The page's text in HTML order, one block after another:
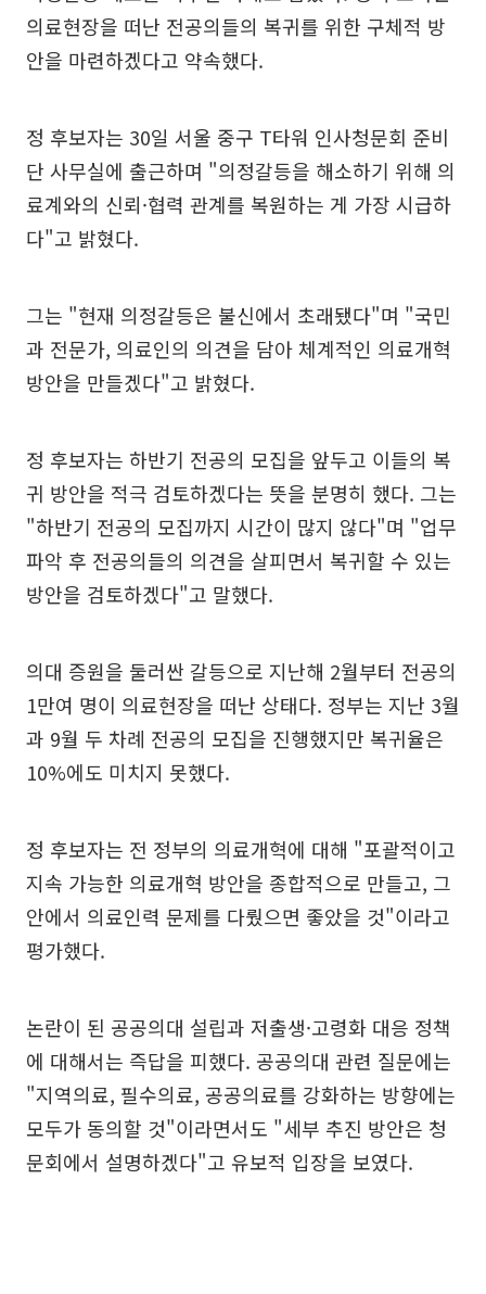
의료현장을 떠난 전공의들의 복귀를 위한 구체적 방
안을 마련하겠다고 약속했다.
정 후보자는 30일 서울 중구 T타워 인사청문회 준비
단 사무실에 출근하며 "의정갈등을 해소하기 위해 의
료계와의 신뢰·협력 관계를 복원하는 게 가장 시급하
다"고 밝혔다.
그는 "현재 의정갈등은 불신에서 초래됐다"며 "국민
과 전문가, 의료인의 의견을 담아 체계적인 의료개혁
방안을 만들겠다"고 밝혔다.
정 후보자는 하반기 전공의 모집을 앞두고 이들의 복
귀 방안을 적극 검토하겠다는 뜻을 분명히 했다. 그는
"하반기 전공의 모집까지 시간이 많지 않다"며 "업무
파악 후 전공의들의 의견을 살피면서 복귀할 수 있는
방안을 검토하겠다"고 말했다.
의대 증원을 둘러싼 갈등으로 지난해 2월부터 전공의
1만여 명이 의료현장을 떠난 상태다. 정부는 지난 3월
과 9월 두 차례 전공의 모집을 진행했지만 복귀율은
10%에도 미치지 못했다.
정 후보자는 전 정부의 의료개혁에 대해 "포괄적이고
지속 가능한 의료개혁 방안을 종합적으로 만들고, 그
안에서 의료인력 문제를 다뤘으면 좋았을 것"이라고
평가했다.
논란이 된 공공의대 설립과 저출생·고령화 대응 정책
에 대해서는 즉답을 피했다. 공공의대 관련 질문에는
"지역의료, 필수의료, 공공의료를 강화하는 방향에는
모두가 동의할 것"이라면서도 "세부 추진 방안은 청
문회에서 설명하겠다"고 유보적 입장을 보였다.